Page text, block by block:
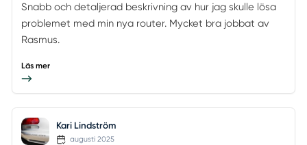
Snabb och detaljerad beskrivning av hur jag skulle lösa
problemet med min nya router. Mycket bra jobbat av
Rasmus.
Läs mer
Kari Lindström
augusti 2025